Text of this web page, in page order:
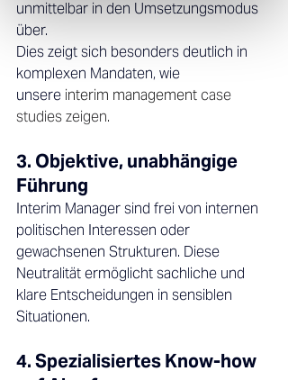
unmittelbar in den Umsetzungsmodus
über.
Dies zeigt sich besonders deutlich in
komplexen Mandaten, wie
unsere interim management case
studies zeigen.
3. Objektive, unabhängige
Führung
Interim Manager sind frei von internen
politischen Interessen oder
gewachsenen Strukturen. Diese
Neutralität ermöglicht sachliche und
klare Entscheidungen in sensiblen
Situationen.
4. Spezialisiertes Know-how